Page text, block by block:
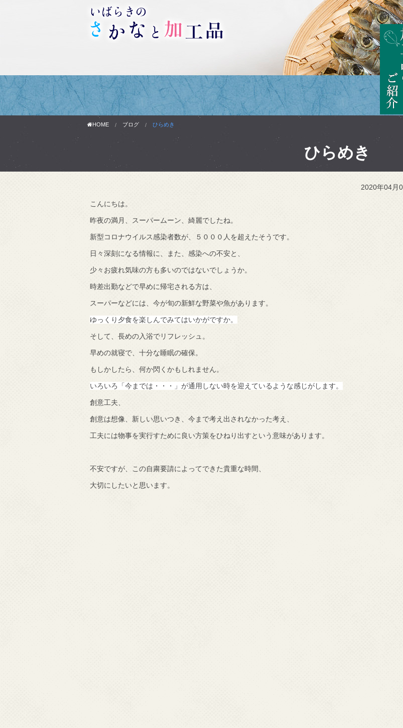
HOME ブログ ひらめき
ひらめき
2020年04月
こんにちは。
昨夜の満月、スーパームーン、綺麗でしたね。
新型コロナウイルス感染者数が、５０００人を超えたそうです。
日々深刻になる情報に、また、感染への不安と、
少々お疲れ気味の方も多いのではないでしょうか。
時差出勤などで早めに帰宅される方は、
スーパーなどには、今が旬の新鮮な野菜や魚があります。
ゆっくり夕食を楽しんでみてはいかがですか。
そして、長めの入浴でリフレッシュ。
早めの就寝で、十分な睡眠の確保。
もしかしたら、何か閃くかもしれません。
いろいろ「今までは・・・」が通用しない時を迎えているような感じがします。
創意工夫、
創意は想像、新しい思いつき、今まで考え出されなかった考え、
工夫には物事を実行すために良い方策をひねり出すという意味があります。
不安ですが、この自粛要請によってできた貴重な時間、
大切にしたいと思います。